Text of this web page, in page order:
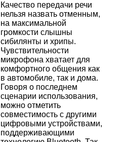
Качество передачи речи
нельзя назвать отменным,
на максимальной
громкости слышны
сибилянты и хрипы.
Чувствительности
микрофона хватает для
комфортного общения как
в автомобиле, так и дома.
Говоря о последнем
сценарии использования,
можно отметить
совместимость с другими
цифровыми устройствами,
поддерживающими